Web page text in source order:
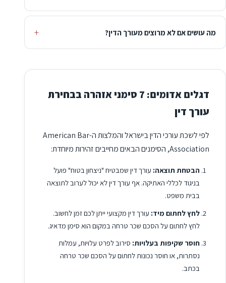
מה עושים אם לא מרוצים מעורך הדין?
דגלים אדומים: 7 סימני אזהרה בבחירת
עורך דין
לפי לשכת עורכי הדין בישראל והמלצות ה-American Bar
Association, הסימנים הבאים מחייבים זהירות מיוחדת:
הבטחת תוצאה: עורך דין שמבטיח "ניצחון בטוח" פועל
בניגוד לכללי האתיקה. אף עורך דין לא יכול לערוב לתוצאה
בבית משפט.
לחץ לחתום מיד: עורך דין מקצועי ייתן לכם זמן לחשוב.
לחץ לחתום על הסכם שכר טרחה במקום הוא סימן מדאיג.
חוסר שקיפות בעלויות: סירוב לפרט עלויות, עמלות
נסתרות, או חוסר נכונות לחתום על הסכם שכר טרחה
בכתב.